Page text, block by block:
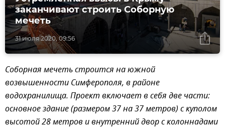
31 июля 2020, 09:56
заканчивают строить Соборную
мечеть
Соборная мечеть строится на южной
возвышенности Симферополя, в районе
водохранилища. Проект включает в себя две части:
основное здание (размером 37 на 37 метров) с куполом
высотой 28 метров и внутренний двор с колоннадами